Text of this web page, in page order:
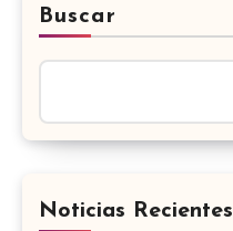
Buscar
Noticias Recientes